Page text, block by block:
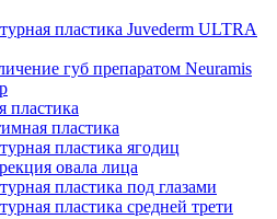
пластика Juvederm ULTRA
губ препаратом Neuramis
пластика
пластика
пластика ягодиц
овала лица
пластика под глазами
пластика средней трети